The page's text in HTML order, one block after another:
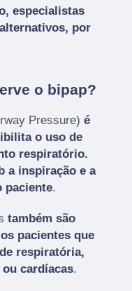
especialistas
por
o bipap?
Pressure)é
o uso de
respiratório.
a inspiração e a
paciente.
também são
pacientes que
respiratória,
cardíacas.